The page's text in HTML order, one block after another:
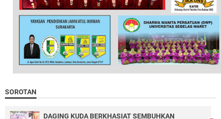
SOROTAN
DAGING KUDA BERKHASIAT SEMBUHKAN